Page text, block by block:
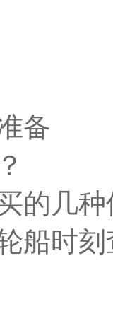
备
的几种
船时